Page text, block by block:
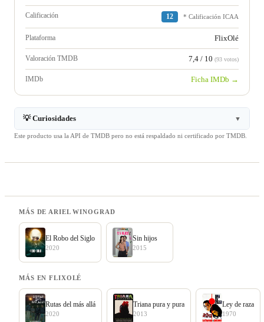
Calificación 12 * Calificación ICAA
Plataforma FlixOlé
Valoración TMDB 7,4 / 10 (93 votos)
IMDb Ficha IMDb →
💡 Curiosidades ▼
Este producto usa la API de TMDB pero no está respaldado ni certificado por TMDB.
MÁS DE ARIEL WINOGRAD
El Robo del Siglo
2020
Sin hijos
2015
MÁS EN FLIXOLÉ
Rutas del más allá
2020
Triana pura y pura
2013
Ley de raza
1970